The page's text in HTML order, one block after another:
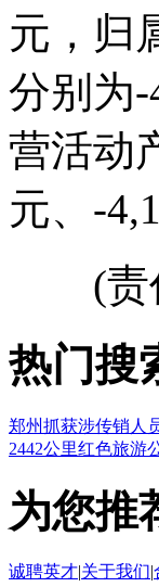
元，归
分别为-
营活动
元、-
(责任
热门搜
郑州抓获涉传销人
2442公里红色旅游
为您推
诚聘英才|关于我们|